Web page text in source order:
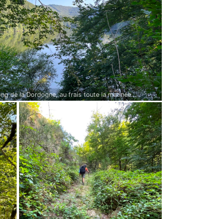
de la Dordogne, au frais toute la matinée...